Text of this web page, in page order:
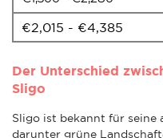
€2,015 - €4,385
Der Unterschied
Sligo
Sligo ist bekannt für seine
darunter grüne